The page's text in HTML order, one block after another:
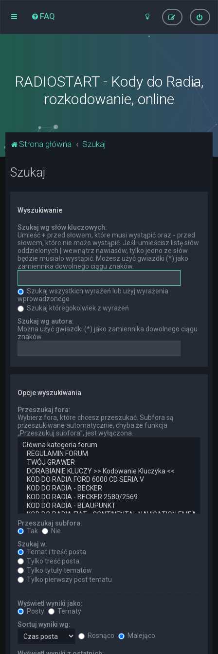
FAQ
RADIOSTART - Kody do Radia,
rozkodowanie, online
Strona główna Szukaj
Szukaj
Wyszukiwanie
Szukaj wg słów kluczowych:
Umieść+ przed słowem, które musi wystąpić oraz - przed
słowem, które nie może wystąpić. Jeśli umieścisz listę słów
oddzielonych
wewnątrz nawiasów, tylko jedno ze słów
będzie musiało wystąpić. Możesz użyć gwiazdki (*) jako
zamiennika dowolnego ciągu znaków.
Szukaj wszystkich wyrażeń lub użyj wyrażenia
wprowadzonego
Szukaj któregokolwiek z wyrażeń
Szukaj wg autora:
Można użyć gwiazdki (*) jako zamiennika dowolnego ciągu
znaków.
Opcje wyszukiwania
Przeszukaj fora:
Wybierz fora, które chcesz przeszukać. Subfora są
przeszukiwane automatycznie, chyba że funkcja
„Przeszukuj subfora”, jest wyłączona.
Przeszukaj subfora:
Tak
Nie
Szukaj w:
Temat i treść posta
Tylko treść posta
Tylko tytuły tematów
Tylko pierwszy post tematu
Wyświetl wyniki jako:
Posty
Tematy
Sortuj wyniki wg:
Rosnąco
Malejąco